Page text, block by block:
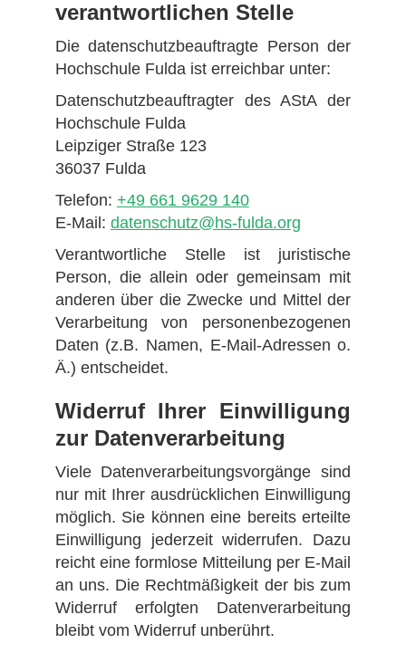
verantwortlichen Stelle
Die datenschutzbeauftragte Person der
Hochschule Fulda ist erreichbar unter:
Datenschutzbeauftragter des AStA der
Hochschule Fulda
Leipziger Straße 123
36037 Fulda
Telefon: +49 661 9629 140
E-Mail: datenschutz@hs-fulda.org
Verantwortliche Stelle ist juristische
Person, die allein oder gemeinsam mit
anderen über die Zwecke und Mittel der
Verarbeitung von personenbezogenen
Daten (z.B. Namen, E-Mail-Adressen o.
Ä.) entscheidet.
Widerruf Ihrer Einwilligung
zur Datenverarbeitung
Viele Datenverarbeitungsvorgänge sind
nur mit Ihrer ausdrücklichen Einwilligung
möglich. Sie können eine bereits erteilte
Einwilligung jederzeit widerrufen. Dazu
reicht eine formlose Mitteilung per E-Mail
an uns. Die Rechtmäßigkeit der bis zum
Widerruf erfolgten Datenverarbeitung
bleibt vom Widerruf unberührt.